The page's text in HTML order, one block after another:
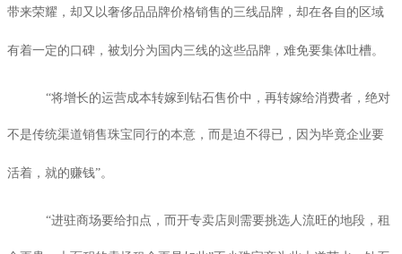
带来荣耀，却又以奢侈品品牌价格销售的三线品牌，却在各自的区域
有着一定的口碑，被划分为国内三线的这些品牌，难免要集体吐槽。
“将增长的运营成本转嫁到钻石售价中，再转嫁给消费者，绝对
不是传统渠道销售珠宝同行的本意，而是迫不得已，因为毕竟企业要
活着，就的赚钱”。
“进驻商场要给扣点，而开专卖店则需要挑选人流旺的地段，租